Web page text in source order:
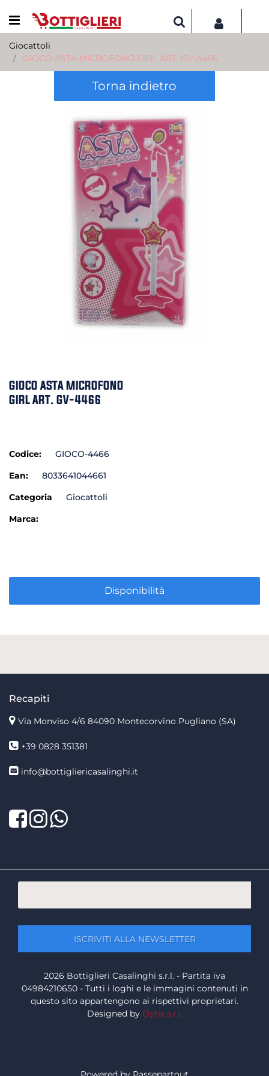
Open menu
Giocattoli
GIOCO ASTA MICROFONO GIRL ART. GV-4466
Torna indietro
GIOCO ASTA MICROFONO
GIRL ART. GV-4466
Codice:
GIOCO-4466
Ean:
8033641044661
Categoria
Giocattoli
Marca:
Disponibilità
Recapiti
Via Monviso 4/6 84090 Montecorvino Pugliano (SA)
+39 0828 351381
info@bottigliericasalinghi.it
Facebook
TwitterLinkedIn
2026 Bottiglieri Casalinghi s.r.l. - Partita iva
04984210650 - Tutti i loghi e le immagini contenuti in
questo sito appartengono ai rispettivi proprietari.
Designed by Oytis s.r.l.